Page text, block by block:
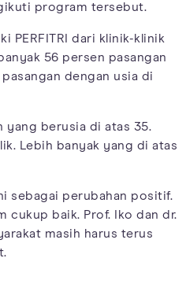
program tersebut.
PERFITRI dari klinik-klinik
56 persen pasangan
dengan usia di
yang berusia di atas 35.
Lebih banyak yang di atas
sebagai perubahan positif.
cukup baik. Prof. Iko dan dr.
masih harus terus